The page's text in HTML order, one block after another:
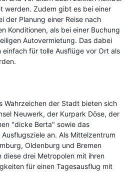
werden. Zudem gibt es bei einer
der Planung einer Reise nach
Konditionen, als bei einer Buchung
Autovermietung. Das dabei
für tolle Ausflüge vor Ort als
Wahrzeichen der Stadt bieten sich
Neuwerk, der Kurpark Döse, der
"dicke Berta" sowie das
an. Als Mittelzentrum
Oldenburg und Bremen
diese drei Metropolen mit ihren
für einen Tagesausflug mit